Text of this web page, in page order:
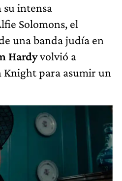
su intensa
Solomons, el
una banda judía en
Hardyvolvió a
Knight para asumir un